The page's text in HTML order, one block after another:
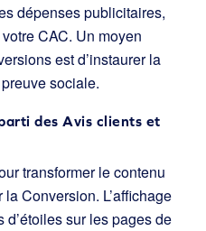
dépenses publicitaires,
CAC. Un moyen
est d’instaurer la
sociale.
des Avis clients et
transformer le contenu
Conversion. L’affichage
d’étoiles sur les pages de